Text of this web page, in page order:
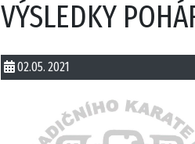
VÝSLEDKY
02.05. 2021